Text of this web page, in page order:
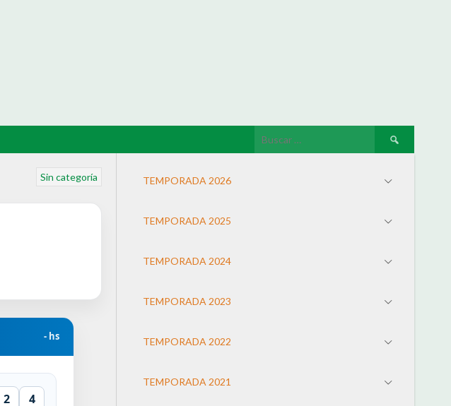
Sin categoría
- hs
2 4
TEMPORADA 2026
TEMPORADA 2025
TEMPORADA 2024
TEMPORADA 2023
TEMPORADA 2022
TEMPORADA 2021